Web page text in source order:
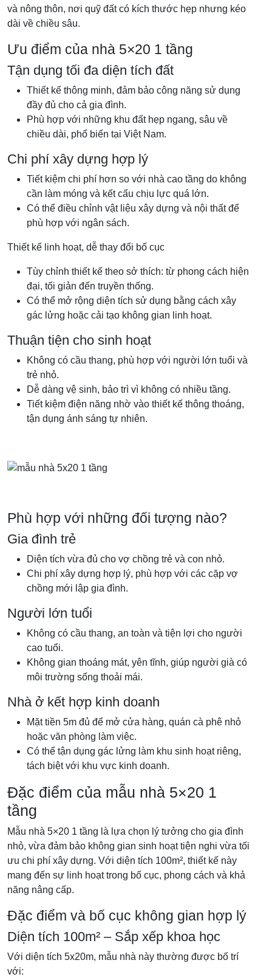
và nông thôn, nơi quỹ đất có kích thước hẹp nhưng kéo
dài về chiều sâu.
Ưu điểm của nhà 5×20 1 tầng
Tận dụng tối đa diện tích đất
Thiết kế thông minh, đảm bảo công năng sử dụng
đầy đủ cho cả gia đình.
Phù hợp với những khu đất hẹp ngang, sâu về
chiều dài, phổ biến tại Việt Nam.
Chi phí xây dựng hợp lý
Tiết kiệm chi phí hơn so với nhà cao tầng do không
cần làm móng và kết cấu chịu lực quá lớn.
Có thể điều chỉnh vật liệu xây dựng và nội thất để
phù hợp với ngân sách.
Thiết kế linh hoạt, dễ thay đổi bố cục
Tùy chỉnh thiết kế theo sở thích: từ phong cách hiện
đại, tối giản đến truyền thống.
Có thể mở rộng diện tích sử dụng bằng cách xây
gác lửng hoặc cải tạo không gian linh hoạt.
Thuận tiện cho sinh hoạt
Không có cầu thang, phù hợp với người lớn tuổi và
trẻ nhỏ.
Dễ dàng vệ sinh, bảo trì vì không có nhiều tầng.
Tiết kiệm điện năng nhờ vào thiết kế thông thoáng,
tận dụng ánh sáng tự nhiên.
Phù hợp với những đối tượng nào?
Gia đình trẻ
Diện tích vừa đủ cho vợ chồng trẻ và con nhỏ.
Chi phí xây dựng hợp lý, phù hợp với các cặp vợ
chồng mới lập gia đình.
Người lớn tuổi
Không có cầu thang, an toàn và tiện lợi cho người
cao tuổi.
Không gian thoáng mát, yên tĩnh, giúp người già có
môi trường sống thoải mái.
Nhà ở kết hợp kinh doanh
Mặt tiền 5m đủ để mở cửa hàng, quán cà phê nhỏ
hoặc văn phòng làm việc.
Có thể tận dụng gác lửng làm khu sinh hoạt riêng,
tách biệt với khu vực kinh doanh.
Đặc điểm của mẫu nhà 5×20 1
tầng
Mẫu nhà 5×20 1 tầng là lựa chọn lý tưởng cho gia đình
nhỏ, vừa đảm bảo không gian sinh hoạt tiện nghi vừa tối
ưu chi phí xây dựng. Với diện tích 100m², thiết kế này
mang đến sự linh hoạt trong bố cục, phong cách và khả
năng nâng cấp.
Đặc điểm và bố cục không gian hợp lý
Diện tích 100m² – Sắp xếp khoa học
Với diện tích 5x20m, mẫu nhà này thường được bố trí
với: